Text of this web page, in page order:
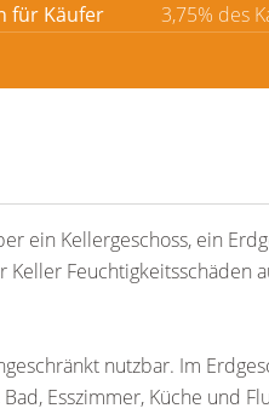
für Käufer
3,75% des
ein Kellergeschoss, ein
Feuchtigkeitsschäden
nutzbar. Im
Esszimmer, Küche und